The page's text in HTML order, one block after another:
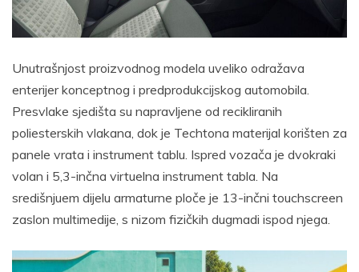
Unutrašnjost proizvodnog modela uveliko odražava
enterijer konceptnog i predprodukcijskog automobila.
Presvlake sjedišta su napravljene od recikliranih
poliesterskih vlakana, dok je Techtona materijal korišten za
panele vrata i instrument tablu. Ispred vozača je dvokraki
volan i 5,3-inčna virtuelna instrument tabla. Na
središnjuem dijelu armaturne ploče je 13-inčni touchscreen
zaslon multimedije, s nizom fizičkih dugmadi ispod njega.